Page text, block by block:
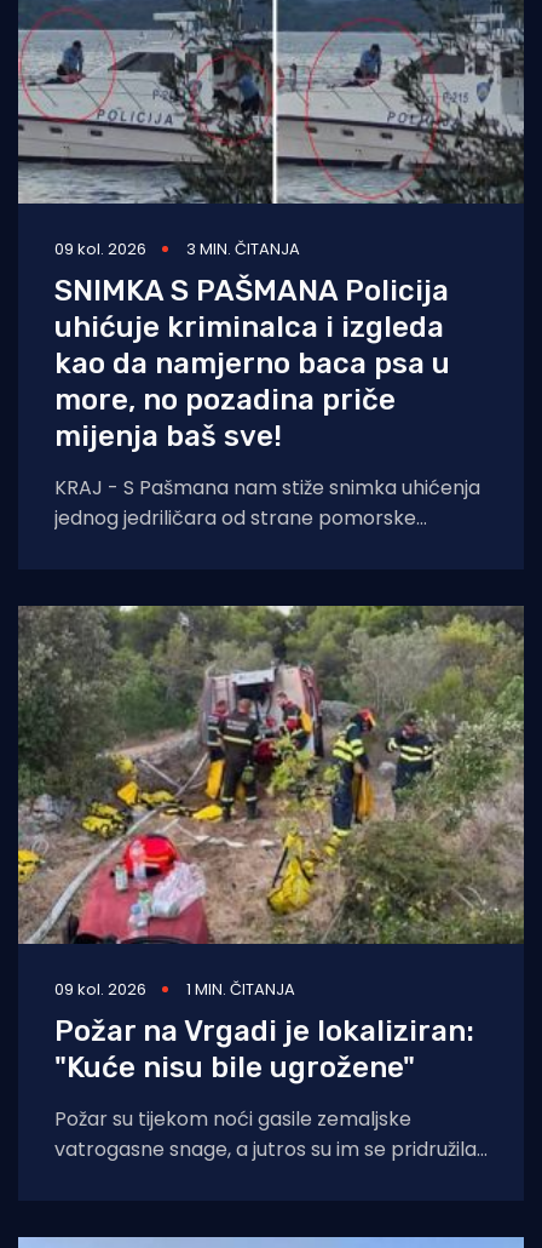
09 kol. 2026 3 MIN. ČITANJA
SNIMKA S PAŠMANA Policija
uhićuje kriminalca i izgleda
kao da namjerno baca psa u
more, no pozadina priče
mijenja baš sve!
KRAJ - S Pašmana nam stiže snimka uhićenja
jednog jedriličara od strane pomorske
09 kol. 2026 1 MIN. ČITANJA
Požar na Vrgadi je lokaliziran:
"Kuće nisu bile ugrožene"
Požar su tijekom noći gasile zemaljske
vatrogasne snage, a jutros su im se pridružila i